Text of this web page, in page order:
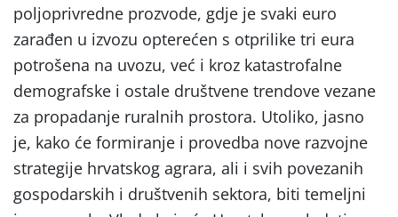
poljoprivredne prozvode, gdje je svaki euro
zarađen u izvozu opterećen s otprilike tri eura
potrošena na uvozu, već i kroz katastrofalne
demografske i ostale društvene trendove vezane
za propadanje ruralnih prostora. Utoliko, jasno
je, kako će formiranje i provedba nove razvojne
strategije hrvatskog agrara, ali i svih povezanih
gospodarskih i društvenih sektora, biti temeljni